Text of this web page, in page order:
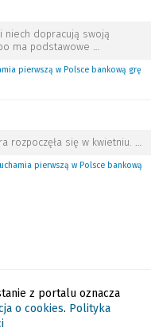
niech dopracują swoją
ma podstawowe …
pierwszą w Polsce bankową grę
rozpoczęła się w kwietniu. …
pierwszą w Polsce bankową
z portalu oznacza
o cookies. Polityka